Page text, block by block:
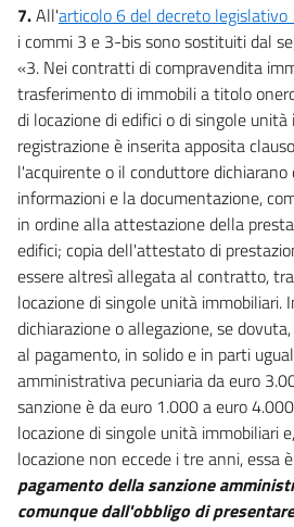
7.All'articolo 6 del decreto
i commi 3 e 3-bis sono sostituiti dal
«3. Nei contratti di compravendita
trasferimento di immobili a titolo
di locazione di edifici o di singole
registrazione è inserita apposita
l'acquirente o il conduttore
informazioni e la documentazione,
in ordine alla attestazione della
edifici; copia dell'attestato di
essere altresì allegata al contratto,
locazione di singole unità immobiliari.
dichiarazione o allegazione, se
al pagamento, in solido e in parti
amministrativa pecuniaria da euro
sanzione è da euro 1.000 a euro
locazione di singole unità immobiliari
locazione non eccede i tre anni, essa
pagamento della sanzione
comunque dall'obbligo di